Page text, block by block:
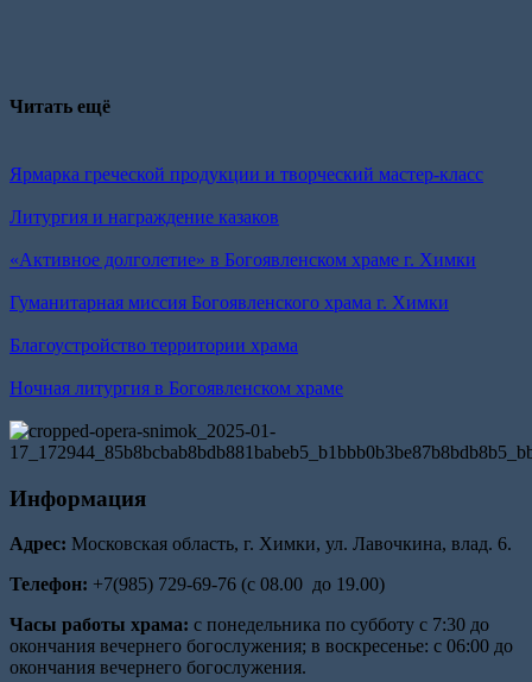
Читать ещё
Ярмарка греческой продукции и творческий мастер-класс
Литургия и награждение казаков
«Активное долголетие» в Богоявленском храме г. Химки
Гуманитарная миссия Богоявленского храма г. Химки
Благоустройство территории храма
Ночная литургия в Богоявленском храме
Информация
Адрес: Московская область, г. Химки, ул. Лавочкина, влад. 6.
Телефон: +7(985) 729-69-76 (с 08.00 до 19.00)
Часы работы храма: с понедельника по субботу с 7:30 до
окончания вечернего богослужения; в воскресенье: с 06:00 до
окончания вечернего богослужения.